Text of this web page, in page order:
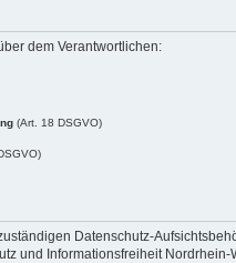
dem Verantwortlichen:
(Art. 18 DSGVO)
Datenschutz-
und Informationsfreiheit Nordrhein-